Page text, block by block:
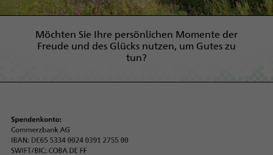
Möchten Sie Ihre persönlichen Momente der
Freude und des Glücks nutzen, um Gutes zu
tun?